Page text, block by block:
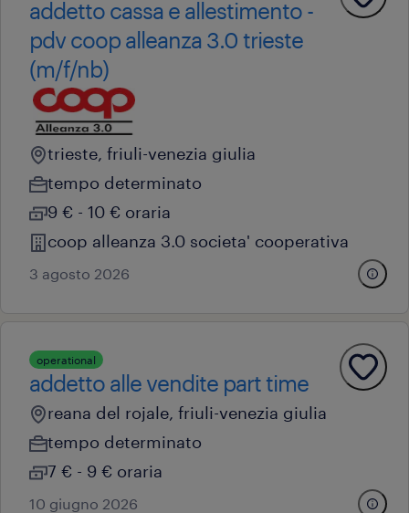
addetto cassa e allestimento -
pdv coop alleanza 3.0 trieste
(m/f/nb)
trieste, friuli-venezia giulia
tempo determinato
9 € - 10 € oraria
coop alleanza 3.0 societa' cooperativa
3 agosto 2026
operational
addetto alle vendite part time
reana del rojale, friuli-venezia giulia
tempo determinato
7 € - 9 € oraria
10 giugno 2026